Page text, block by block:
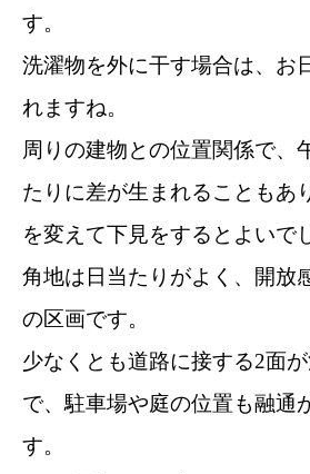
す。
洗濯物を外に干す場合は、お
れますね。
周りの建物との位置関係で、
たりに差が生まれることもあ
を変えて下見をするとよいで
角地は日当たりがよく、開放
の区画です。
少なくとも道路に接する2面
で、駐車場や庭の位置も融通
す。